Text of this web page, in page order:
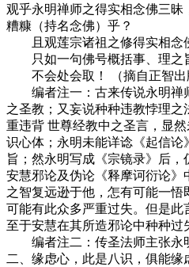
观乎永明禅师之得实相念佛三
糟糠（持名念佛）乎？
且观莲宗诸祖之修得实相念佛
只如一句佛号概括事、理之旨
不会处会取！ （摘自正智出
编者注一：古来传说永明禅师
之圣教；又妄说种种违教悖理
重违背 世尊经教中之圣言，显
识心体；永明未能详谂《起信
旨；然永明写成《宗镜录》后
安慧邪论及伪论《释摩诃衍论
之智复远逊于他，怎有可能一
可能有此众多严重过失。但是此
至于安慧在其所造邪论中种种过
编者注二：传圣法师主张永明
二、缘虑心，此是八识，俱能